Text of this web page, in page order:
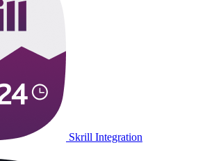
Skrill Integration